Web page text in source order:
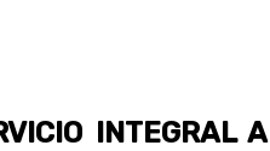
INTEGRAL A